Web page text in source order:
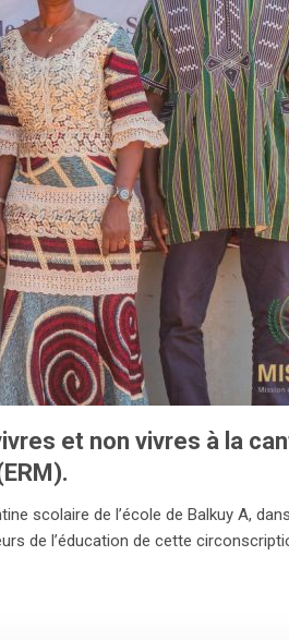
et non vivres à la
scolaire de l’école de Balkuy A,
de l’éducation de cette